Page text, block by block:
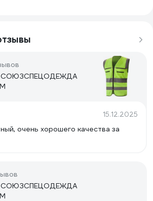
СОЮЗСПЕЦОДЕЖДА
15.12.2025
очень хорошего качества за
СОЮЗСПЕЦОДЕЖДА